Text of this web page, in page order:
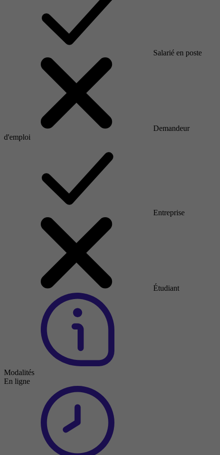
Salarié en poste
Demandeur
d'emploi
Entreprise
Étudiant
Modalités
En ligne